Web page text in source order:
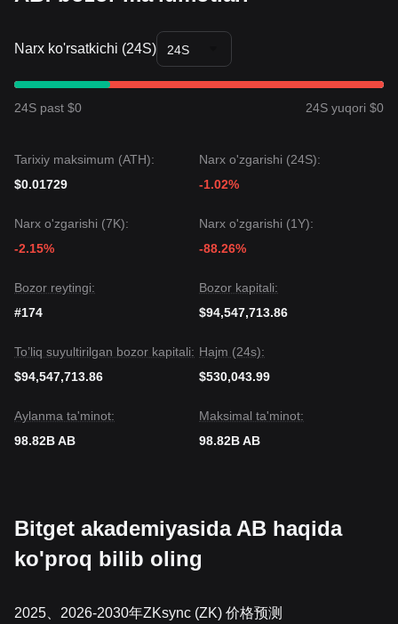
Narx ko'rsatkichi (24S) 24S
24S past $0 24S yuqori $0
Tarixiy maksimum (ATH):
$0.01729
Narx o'zgarishi (24S):
-1.02%
Narx o'zgarishi (7K):
-2.15%
Narx o'zgarishi (1Y):
-88.26%
Bozor reytingi:
#174
Bozor kapitali:
$94,547,713.86
To’liq suyultirilgan bozor kapitali:
$94,547,713.86
Hajm (24s):
$530,043.99
Aylanma ta'minot:
98.82B AB
Maksimal ta'minot:
98.82B AB
Bitget akademiyasida AB haqida
ko'proq bilib oling
2025、2026-2030年ZKsync (ZK) 价格预测